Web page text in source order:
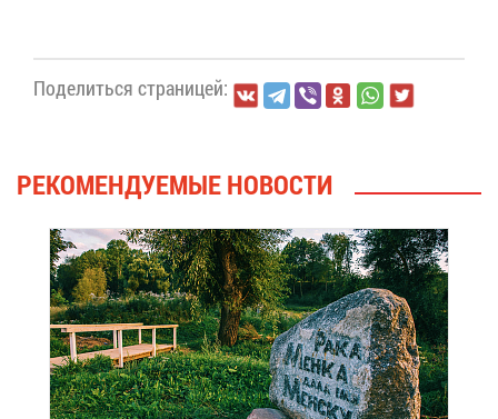
По­де­лить­ся стра­ни­цей:
РЕ­КО­МЕН­ДУ­Е­МЫЕ НО­ВО­СТИ